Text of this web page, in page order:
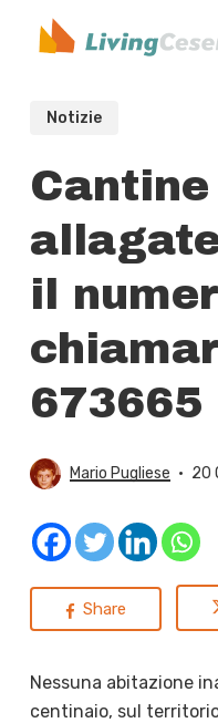
Notizie
il
673665
Mario Pugliese 20
Share
Nessuna abitazione
centinaio, sul